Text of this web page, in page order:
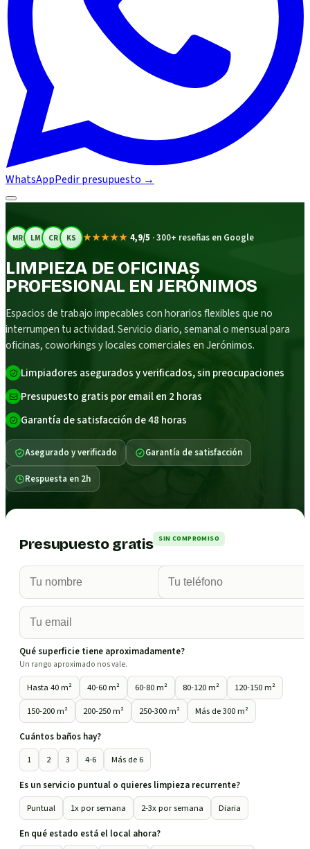
WhatsAppPedir presupuesto →
MR LM CR KS ★★★★★ 4,9/5 ·300+ reseñas en Google
LIMPIEZA DE OFICINAS
PROFESIONAL EN JERÓNIMOS
Espacios de trabajo impecables con horarios flexibles que no
interrumpen tu actividad. Servicio diario, semanal o mensual para
oficinas, coworkings y locales comerciales en Jerónimos.
Limpiadores asegurados y verificados, sin preocupaciones
Presupuesto gratis por email en 2 horas
Garantía de satisfacción de 48 horas
Asegurado y verificado Garantía de satisfacción
Respuesta en 2h
Presupuesto gratis SIN COMPROMISO
Qué superficie tiene aproximadamente?
Un rango aproximado nos vale.
Hasta 40 m² 40-60 m² 60-80 m² 80-120 m²
120-150 m²
150-200 m²
200-250 m² 250-300 m² Más de 300 m²
Cuántos baños hay?
1
2 3 4-6 Más de 6
Es un servicio puntual o quieres limpieza recurrente?
Puntual
1x por semana 2-3x por semana Diaria
En qué estado está el local ahora?